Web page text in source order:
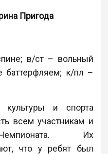
Пригода
в/ст – вольный
баттерфляем; к/пл –
культуры и спорта
всем участникам и
Их
что у ребят был